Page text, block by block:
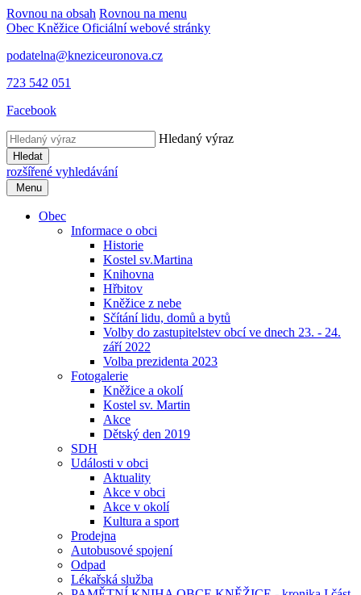
Rovnou na obsah Rovnou na menu
Obec Kněžice Oficiální webové stránky
podatelna@kneziceuronova.cz
723 542 051
Facebook
Hledaný výraz
Hledat
rozšířené vyhledávání
Menu
Obec
Informace o obci
Historie
Kostel sv.Martina
Knihovna
Hřbitov
Kněžice z nebe
Sčítání lidu, domů a bytů
Volby do zastupitelstev obcí ve dnech 23. - 24.
září 2022
Volba prezidenta 2023
Fotogalerie
Kněžice a okolí
Kostel sv. Martin
Akce
Dětský den 2019
SDH
Události v obci
Aktuality
Akce v obci
Akce v okolí
Kultura a sport
Prodejna
Autobusové spojení
Odpad
Lékařská služba